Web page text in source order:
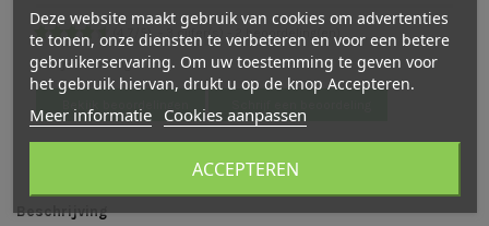
5) cijfer(s) -
beoordeling(en)
Bekijk verdeling
Beschrijving
Deze website maakt gebruik van cookies om advertenties
te tonen, onze diensten te verbeteren en voor een betere
gebruikerservaring. Om uw toestemming te geven voor
het gebruik hiervan, drukt u op de knop Accepteren.
Meer informatie Cookies aanpassen
ACCEPTEREN